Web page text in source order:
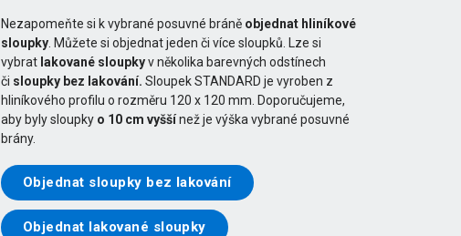
Nezapomeňte si k vybrané posuvné bráně objednat hliníkové
sloupky. Můžete si objednat jeden či více sloupků. Lze si
vybrat lakované sloupkyv několika barevných odstínech
či sloupky bez lakování. Sloupek STANDARD je vyroben z
hliníkového profilu o rozměru 120 x 120 mm. Doporučujeme,
aby byly sloupky o 10 cm vyššínež je výška vybrané posuvné
brány.
Objednat sloupky bez lakování
Objednat lakované sloupky